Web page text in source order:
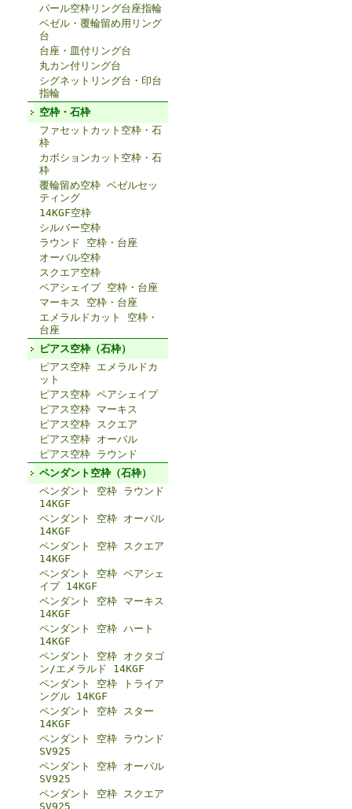
パール空枠リング台座指輪
ベゼル・覆輪留め用リング
台
台座・皿付リング台
丸カン付リング台
シグネットリング台・印台
指輪
空枠・石枠
ファセットカット空枠・石
枠
カボションカット空枠・石
枠
覆輪留め空枠 ベゼルセッ
ティング
14KGF空枠
シルバー空枠
ラウンド 空枠・台座
オーバル空枠
スクエア空枠
ペアシェイプ 空枠・台座
マーキス 空枠・台座
エメラルドカット 空枠・
台座
ピアス空枠（石枠）
ピアス空枠 エメラルドカ
ット
ピアス空枠 ペアシェイプ
ピアス空枠 マーキス
ピアス空枠 スクエア
ピアス空枠 オーバル
ピアス空枠 ラウンド
ペンダント空枠（石枠）
ペンダント 空枠 ラウンド
14KGF
ペンダント 空枠 オーバル
14KGF
ペンダント 空枠 スクエア
14KGF
ペンダント 空枠 ペアシェ
イプ 14KGF
ペンダント 空枠 マーキス
14KGF
ペンダント 空枠 ハート
14KGF
ペンダント 空枠 オクタゴ
ン/エメラルド 14KGF
ペンダント 空枠 トライア
ングル 14KGF
ペンダント 空枠 スター
14KGF
ペンダント 空枠 ラウンド
SV925
ペンダント 空枠 オーバル
SV925
ペンダント 空枠 スクエア
SV925